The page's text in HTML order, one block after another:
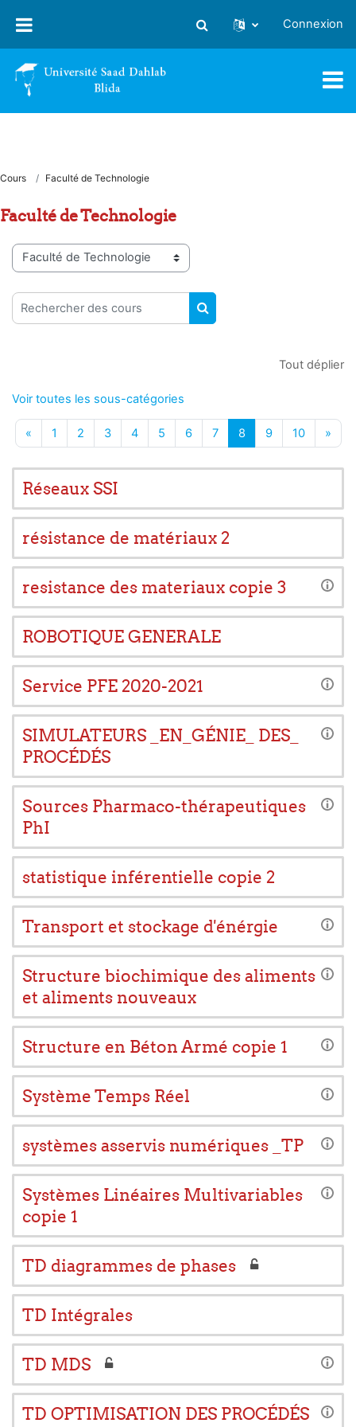
Activer/désactiver la saisie
Connexion
Cours Faculté de Technologie
Faculté de Technologie
Catégories de cours
Rechercher des cours
RECHERCHER DES
Tout déplier
Voir toutes les sous-catégories
«Page précédente
1 Page 1
2Page 2
3Page 3
4Page 4
5Page 5
6Page 6
7Page 7
8Page 8
9Page 9
10Page 10
»
Réseaux SSI
résistance de matériaux 2
resistance des materiaux copie 3
ROBOTIQUE GENERALE
Service PFE 2020-2021
SIMULATEURS _EN_GÉNIE_ DES_
PROCÉDÉS
Sources Pharmaco-thérapeutiques
PhI
statistique inférentielle copie 2
Transport et stockage d'énérgie
Structure biochimique des aliments
et aliments nouveaux
Structure en Béton Armé copie 1
Système Temps Réel
systèmes asservis numériques _TP
Systèmes Linéaires Multivariables
copie 1
TD diagrammes de phases
TD Intégrales
TD MDS
TD OPTIMISATION DES PROCÉDÉS